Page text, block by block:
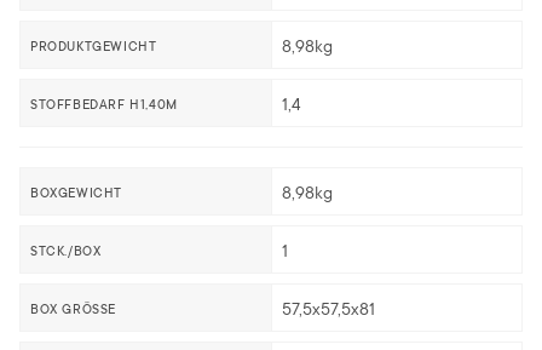
PRODUKTGEWICHT 8,98kg
STOFFBEDARF H1,40M 1,4
BOXGEWICHT 8,98kg
STCK./BOX 1
BOX GRÖSSE 57,5x57,5x81